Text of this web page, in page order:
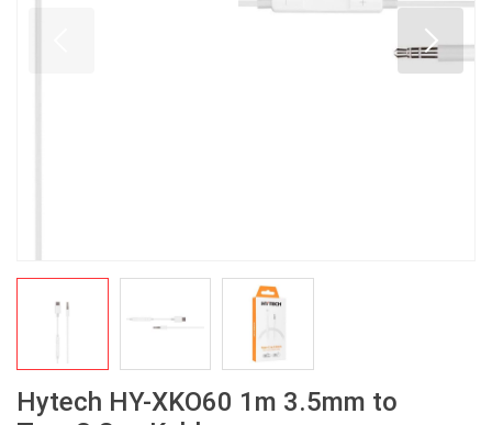
Hytech HY-XKO60 1m 3.5mm to